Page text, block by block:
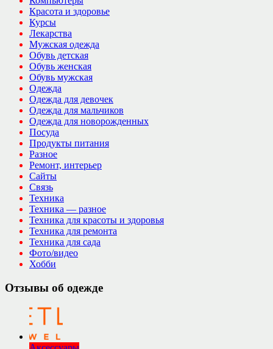
Красота и здоровье
Курсы
Лекарства
Мужская одежда
Обувь детская
Обувь женская
Обувь мужская
Одежда
Одежда для девочек
Одежда для мальчиков
Одежда для новорожденных
Посуда
Продукты питания
Разное
Ремонт, интерьер
Сайты
Связь
Техника
Техника — разное
Техника для красоты и здоровья
Техника для ремонта
Техника для сада
Фото/видео
Хобби
Отзывы об одежде